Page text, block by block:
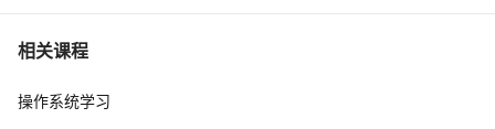
7 mac os x86 下 intel 无限驱动下载
8 请介绍一下鸿蒙操作系统的应用开发框架和工具。
相关课程
操作系统学习